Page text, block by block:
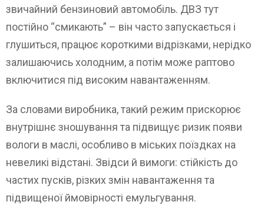
звичайний бензиновий автомобіль. ДВЗ тут
постійно “смикають” – він часто запускається і
глушиться, працює короткими відрізками, нерідко
залишаючись холодним, а потім може раптово
включитися під високим навантаженням.
За словами виробника, такий режим прискорює
внутрішнє зношування та підвищує ризик появи
вологи в маслі, особливо в міських поїздках на
невеликі відстані. Звідси й вимоги: стійкість до
частих пусків, різких змін навантаження та
підвищеної ймовірності емульгування.